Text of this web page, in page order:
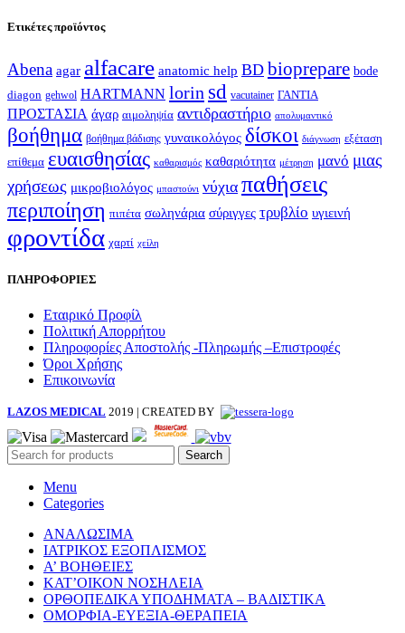
Ετικέτες προϊόντος
Abena agar alfacare anatomic help BD bioprepare bode
diagon gehwol HARTMANN lorin sd vacutainer ΓΑΝΤΙΑ
ΠΡΟΣΤΑΣΙΑ άγαρ αιμοληψία αντιδραστήριο απολυμαντικό
βοήθημα βοήθημα βάδισης γυναικολόγος δίσκοι διάγνωση εξέταση
επίθεμα ευαισθησίας καθαρισμός καθαριότητα μέτρηση μανό μιας
χρήσεως μικροβιολόγος μπαστούνι νύχια παθήσεις
περιποίηση πιπέτα σωληνάρια σύριγγες τρυβλίο υγιεινή
φροντίδα χαρτί χείλη
ΠΛΗΡΟΦΟΡΙΕΣ
Εταιρικό Προφίλ
Πολιτική Απορρήτου
Πληροφορίες Αποστολής -Πληρωμής –Επιστροφές
Όροι Χρήσης
Επικοινωνία
LAZOS MEDICAL 2019 | CREATED BY
Search
Menu
Categories
ΑΝΑΛΩΣΙΜΑ
ΙΑΤΡΙΚΟΣ ΕΞΟΠΛΙΣΜΟΣ
Α’ ΒΟΗΘΕΙΕΣ
ΚΑΤ’ΟΙΚΟΝ ΝΟΣΗΛΕΙΑ
ΟΡΘΟΠΕΔΙΚΑ ΥΠΟΔΗΜΑΤΑ – ΒΑΔΙΣΤΙΚΑ
ΟΜΟΡΦΙΑ-ΕΥΕΞΙΑ-ΘΕΡΑΠΕΙΑ